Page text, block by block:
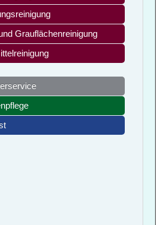
Grauflächenreinigung